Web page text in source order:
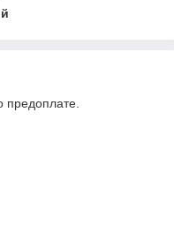
предоплате.